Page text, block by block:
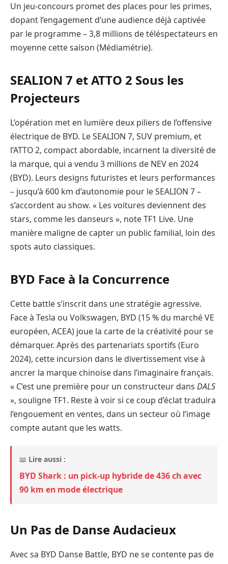
Un jeu-concours promet des places pour les primes,
dopant l’engagement d’une audience déjà captivée
par le programme – 3,8 millions de téléspectateurs en
moyenne cette saison (Médiamétrie).
SEALION 7 et ATTO 2 Sous les
Projecteurs
L’opération met en lumière deux piliers de l’offensive
électrique de BYD. Le SEALION 7, SUV premium, et
l’ATTO 2, compact abordable, incarnent la diversité de
la marque, qui a vendu 3 millions de NEV en 2024
(BYD). Leurs designs futuristes et leurs performances
– jusqu’à 600 km d’autonomie pour le SEALION 7 –
s’accordent au show. « Les voitures deviennent des
stars, comme les danseurs », note TF1 Live. Une
manière maligne de capter un public familial, loin des
spots auto classiques.
BYD Face à la Concurrence
Cette battle s’inscrit dans une stratégie agressive.
Face à Tesla ou Volkswagen, BYD (15 % du marché VE
européen, ACEA) joue la carte de la créativité pour se
démarquer. Après des partenariats sportifs (Euro
2024), cette incursion dans le divertissement vise à
ancrer la marque chinoise dans l’imaginaire français.
« C’est une première pour un constructeur dans DALS
», souligne TF1. Reste à voir si ce coup d’éclat traduira
l’engouement en ventes, dans un secteur où l’image
compte autant que les watts.
📖 Lire aussi :
BYD Shark : un pick-up hybride de 436 ch avec
90 km en mode électrique
Un Pas de Danse Audacieux
Avec sa BYD Danse Battle, BYD ne se contente pas de